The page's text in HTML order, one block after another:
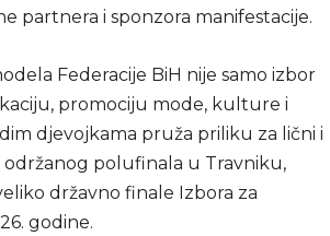
partnera i sponzora manifestacije.
Federacije BiH nije samo izbor
promociju mode, kulture i
djevojkama pruža priliku za lični i
održanog polufinala u Travniku,
državno finale Izbora za
godine.